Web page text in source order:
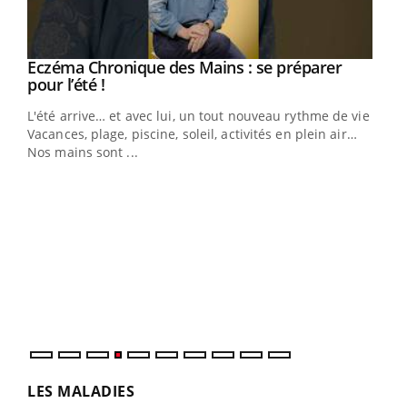
Youtube
Eczéma Chronique des Mains : se préparer
pour l’été !Youtube
L'été arrive… et avec lui, un tout nouveau rythme de vie !
Vacances, plage, piscine, soleil, activités en plein air…
Nos mains sont ...
LES MALADIES